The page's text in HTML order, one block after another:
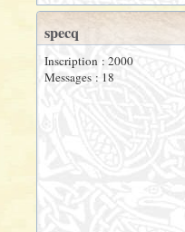
specq
Inscription : 2000
Messages : 18